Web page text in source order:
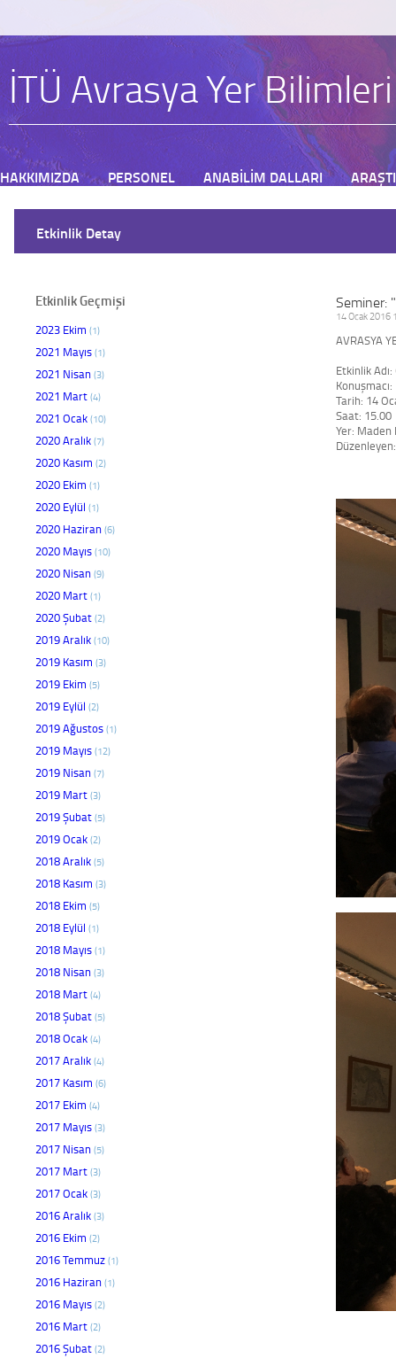
İTÜ Avrasya Yer
HAKKIMIZDA PERSONEL ANABİLİM DALLARI
Etkinlik Detay
Etkinlik Geçmişi
2023 Ekim (1)
2021 Mayıs (1)
2021 Nisan (3)
2021 Mart (4)
2021 Ocak (10)
2020 Aralık (7)
2020 Kasım (2)
2020 Ekim (1)
2020 Eylül (1)
2020 Haziran (6)
2020 Mayıs (10)
2020 Nisan (9)
2020 Mart (1)
2020 Şubat (2)
2019 Aralık (10)
2019 Kasım (3)
2019 Ekim (5)
2019 Eylül (2)
2019 Ağustos (1)
2019 Mayıs (12)
2019 Nisan (7)
2019 Mart (3)
2019 Şubat (5)
2019 Ocak (2)
2018 Aralık (5)
2018 Kasım (3)
2018 Ekim (5)
2018 Eylül (1)
2018 Mayıs (1)
2018 Nisan (3)
2018 Mart (4)
2018 Şubat (5)
2018 Ocak (4)
2017 Aralık (4)
2017 Kasım (6)
2017 Ekim (4)
2017 Mayıs (3)
2017 Nisan (5)
2017 Mart (3)
2017 Ocak (3)
2016 Aralık (3)
2016 Ekim (2)
2016 Temmuz (1)
2016 Haziran (1)
2016 Mayıs (2)
2016 Mart (2)
2016 Şubat (2)
Seminer:
14 Ocak 2016
AVRASYA
Etkinlik
Tarih: 14
Saat: 15.00
Yer: Maden